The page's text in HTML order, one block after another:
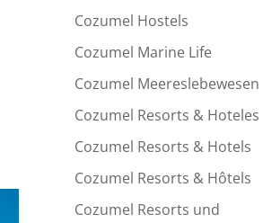
Cozumel Hostels
Cozumel Marine Life
Cozumel Meereslebewesen
Cozumel Resorts & Hoteles
Cozumel Resorts & Hotels
Cozumel Resorts & Hôtels
Cozumel Resorts und